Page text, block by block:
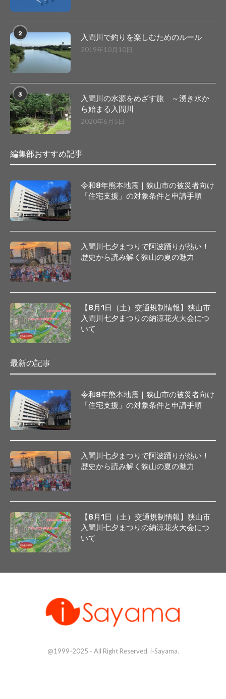
2 入間川で釣りを楽しむためのルール
2019年10月10日
3
入間川の水源をめざす旅 ～湧き水か
ら始まる入間川
2020年6月5日
編集部おすすめ記事
令和8年熊本地震｜狭山市の被災者向け
「住宅支援」の対象条件と申請手順
入間川七夕まつりで阿波踊りが熱い！
歴史から読み解く狭山の夏の魅力
【8月1日（土）交通規制情報】狭山市
入間川七夕まつりの納涼花火大会につ
いて
最新の記事
令和8年熊本地震｜狭山市の被災者向け
「住宅支援」の対象条件と申請手順
入間川七夕まつりで阿波踊りが熱い！
歴史から読み解く狭山の夏の魅力
【8月1日（土）交通規制情報】狭山市
入間川七夕まつりの納涼花火大会につ
いて
@1999-2025 - All Right Reserved. i-Sayama.